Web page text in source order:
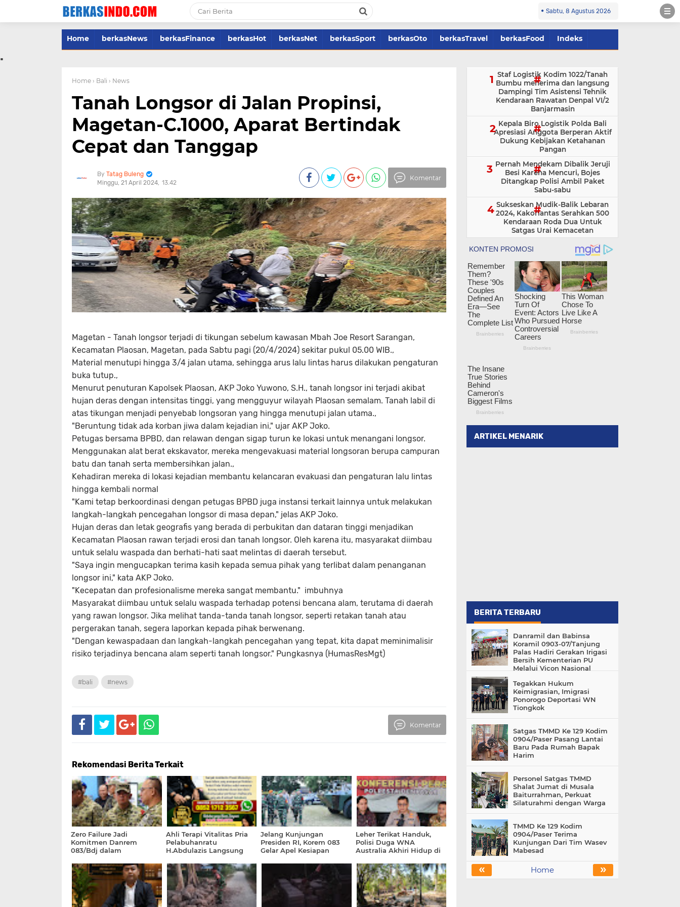
Sabtu, 8 Agustus 2026
Home berkasNews berkasFinance berkasHot berkasNet berkasSport berkasOto berkasTravel berkasFood Indeks
.
Home › Bali › News
Tanah Longsor di Jalan Propinsi,
Magetan-C.1000, Aparat Bertindak
Cepat dan Tanggap
Tatag Buleng
Minggu, 21 April 2024 13.42
Komentar
Magetan - Tanah longsor terjadi di tikungan sebelum kawasan Mbah Joe Resort Sarangan,
Kecamatan Plaosan, Magetan, pada Sabtu pagi (20/4/2024) sekitar pukul 05.00 WIB.,
Material menutupi hingga 3/4 jalan utama, sehingga arus lalu lintas harus dilakukan pengaturan
buka tutup.,
Menurut penuturan Kapolsek Plaosan, AKP Joko Yuwono, S.H., tanah longsor ini terjadi akibat
hujan deras dengan intensitas tinggi, yang mengguyur wilayah Plaosan semalam. Tanah labil di
atas tikungan menjadi penyebab longsoran yang hingga menutupi jalan utama.,
"Beruntung tidak ada korban jiwa dalam kejadian ini," ujar AKP Joko.
Petugas bersama BPBD, dan relawan dengan sigap turun ke lokasi untuk menangani longsor.
Menggunakan alat berat ekskavator, mereka mengevakuasi material longsoran berupa campuran
batu dan tanah serta membersihkan jalan.,
Kehadiran mereka di lokasi kejadian membantu kelancaran evakuasi dan pengaturan lalu lintas
hingga kembali normal
"Kami tetap berkoordinasi dengan petugas BPBD juga instansi terkait lainnya untuk melakukan
langkah-langkah pencegahan longsor di masa depan," jelas AKP Joko.
Hujan deras dan letak geografis yang berada di perbukitan dan dataran tinggi menjadikan
Kecamatan Plaosan rawan terjadi erosi dan tanah longsor. Oleh karena itu, masyarakat diimbau
untuk selalu waspada dan berhati-hati saat melintas di daerah tersebut.
"Saya ingin mengucapkan terima kasih kepada semua pihak yang terlibat dalam penanganan
longsor ini," kata AKP Joko.
"Kecepatan dan profesionalisme mereka sangat membantu." imbuhnya
Masyarakat diimbau untuk selalu waspada terhadap potensi bencana alam, terutama di daerah
yang rawan longsor. Jika melihat tanda-tanda tanah longsor, seperti retakan tanah atau
pergerakan tanah, segera laporkan kepada pihak berwenang.
"Dengan kewaspadaan dan langkah-langkah pencegahan yang tepat, kita dapat meminimalisir
risiko terjadinya bencana alam seperti tanah longsor." Pungkasnya (HumasResMgt)
#bali #news
Komentar
Rekomendasi Berita Terkait
Zero Failure Jadi
Komitmen Danrem
083/Bdj dalam
Presiden RI
Ahli Terapi Vitalitas Pria
Pelabuhanratu
H.Abdulazis Langsung
Jelang Kunjungan
Presiden RI, Korem 083
Gelar Apel Kesiapan
Leher Terikat Handuk,
Polisi Duga WNA
Australia Akhiri Hidup di
Staf Logistik Kodim 1022/Tanah
Bumbu menerima dan langsung
Dampingi Tim Asistensi Tehnik
Kendaraan Rawatan Denpal VI/2
Banjarmasin
Kepala Biro Logistik Polda Bali
Apresiasi Anggota Berperan Aktif
Dukung Kebijakan Ketahanan
Pangan
Pernah Mendekam Dibalik Jeruji
Besi Karena Mencuri, Bojes
Ditangkap Polisi Ambil Paket
Sabu-sabu
Sukseskan Mudik-Balik Lebaran
2024, Kakorlantas Serahkan 500
Kendaraan Roda Dua Untuk
Satgas Urai Kemacetan
ARTIKEL MENARIK
BERITA TERBARU
Danramil dan Babinsa
Koramil 0903-07/Tanjung
Palas Hadiri Gerakan Irigasi
Bersih Kementerian PU
Melalui Vicon Nasional
Tegakkan Hukum
Keimigrasian, Imigrasi
Ponorogo Deportasi WN
Tiongkok
Satgas TMMD Ke 129 Kodim
0904/Paser Pasang Lantai
Baru Pada Rumah Bapak
Harim
Personel Satgas TMMD
Shalat Jumat di Musala
Baiturrahman, Perkuat
Silaturahmi dengan Warga
TMMD Ke 129 Kodim
0904/Paser Terima
Kunjungan Dari Tim Wasev
Mabesad
« »
Home